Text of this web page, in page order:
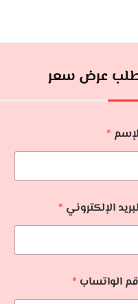
عرض سعر
*
الإلكتروني *
الواتساب *